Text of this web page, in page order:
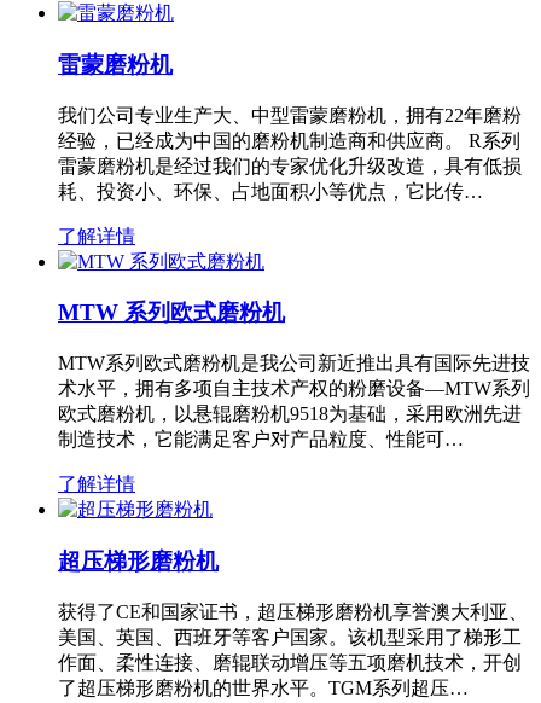
雷蒙磨粉机
我们公司专业生产大、中型雷蒙磨粉机，拥有22年磨粉
经验，已经成为中国的磨粉机制造商和供应商。 R系列
雷蒙磨粉机是经过我们的专家优化升级改造，具有低损
耗、投资小、环保、占地面积小等优点，它比传…
了解详情
MTW 系列欧式磨粉机
MTW系列欧式磨粉机是我公司新近推出具有国际先进技
术水平，拥有多项自主技术产权的粉磨设备—MTW系列
欧式磨粉机，以悬辊磨粉机9518为基础，采用欧洲先进
制造技术，它能满足客户对产品粒度、性能可…
了解详情
超压梯形磨粉机
获得了CE和国家证书，超压梯形磨粉机享誉澳大利亚、
美国、英国、西班牙等客户国家。该机型采用了梯形工
作面、柔性连接、磨辊联动增压等五项磨机技术，开创
了超压梯形磨粉机的世界水平。TGM系列超压…